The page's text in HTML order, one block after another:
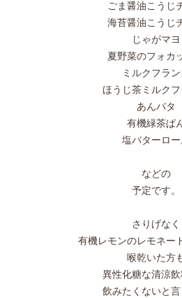
ごま醤油こうじ
海苔醤油こうじ
じゃがマヨ
夏野菜のフォカ
ミルクフラン
ほうじ茶ミルクフ
あんバタ
有機緑茶ぱ
塩バターロ
などの
予定です。
さりげなく
有機レモンのレモネー
喉乾いた方
異性化糖な清涼
飲みたくないと言